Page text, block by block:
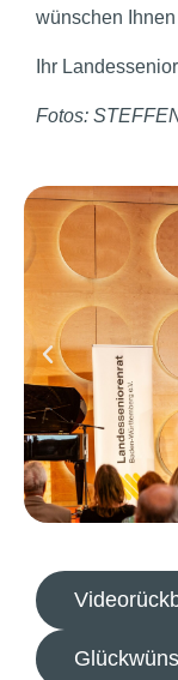
wünschen
Ihr
Fotos: